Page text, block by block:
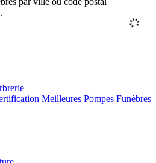
Meilleures Pompes Funèbres